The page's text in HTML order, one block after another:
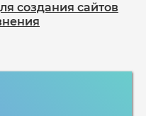
создания сайтов